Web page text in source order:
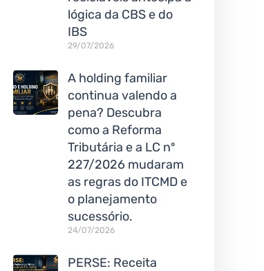
lógica da CBS e do
IBS
29/07/2026
A holding familiar
continua valendo a
pena? Descubra
como a Reforma
Tributária e a LC nº
227/2026 mudaram
as regras do ITCMD e
o planejamento
sucessório.
24/07/2026
PERSE: Receita